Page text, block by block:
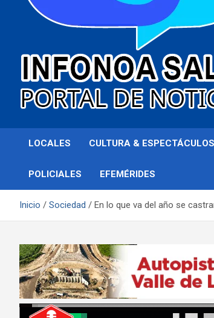
Infonoa Salta
LOCALES CULTURA & ESPECTÁCULOS
POLICIALES EFEMÉRIDES
Inicio Sociedad En lo que va del año se